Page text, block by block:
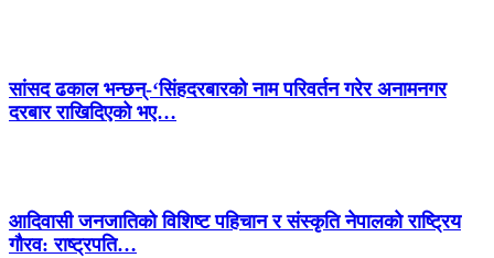
सांसद ढकाल भन्छन्-‘सिंहदरबारको नाम परिवर्तन गरेर अनामनगर
दरबार राखिदिएको भए…
आदिवासी जनजातिको विशिष्ट पहिचान र संस्कृति नेपालको राष्ट्रिय
गौरव: राष्ट्रपति…